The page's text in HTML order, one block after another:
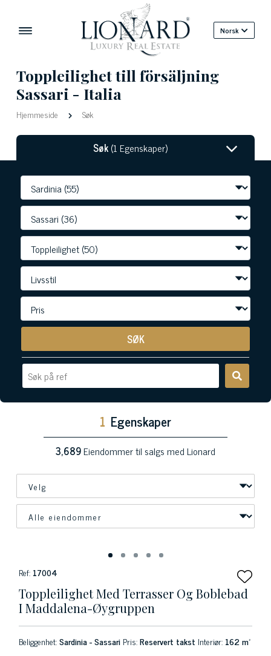
Norsk
Toppleilighet till försäljning
Sassari - Italia
Hjemmeside Søk
Søk(1 Egenskaper)
SØK
1 Egenskaper
3,689Eiendommer til salgs med Lionard
Ref: 17004
Toppleilighet Med Terrasser Og Boblebad
I Maddalena-Øygruppen
Beliggenhet:Sardinia - Sassari Pris:Reservert takst Interiør: 162 m²